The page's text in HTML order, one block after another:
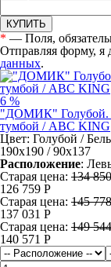
КУПИТЬ
* — Поля,
Отправляя форму, я
данных.
6 %
"ДОМИК" Голубой.
тумбой / ABC KING
Цвет: Голубой /
190х190 / 90х137
Расположение:
Старая цена: 134
126 759 Р
Старая цена: 145
137 031 Р
Старая цена: 149
140 571 Р